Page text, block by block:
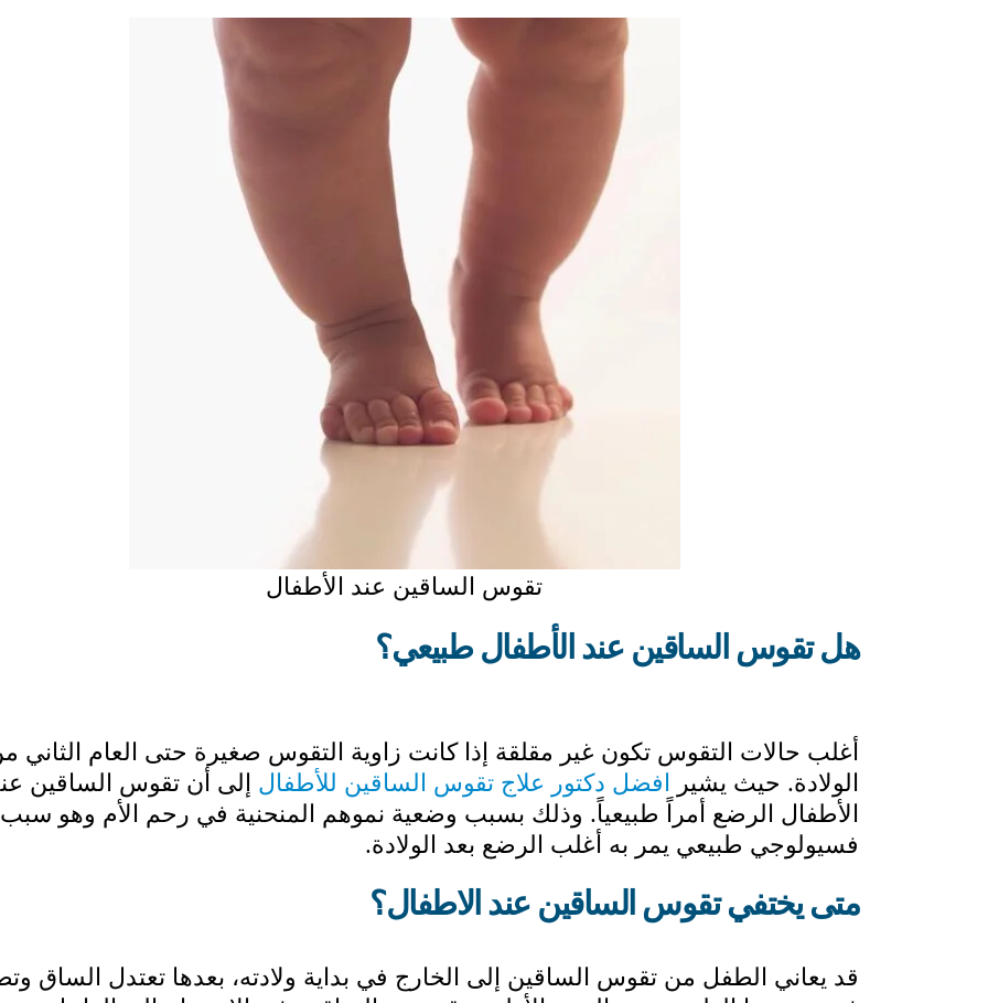
تقوس الساقين عند الأطفال
هل تقوس الساقين عند الأطفال طبيعي؟
أغلب حالات التقوس تكون غير مقلقة إذا كانت زاوية التقوس صغيرة حتى العام الثاني
الولادة. حيث يشير افضل دكتور علاج تقوس الساقين للأطفال إلى أن تقوس الساقين
الأطفال الرضع أمراً طبيعياً. وذلك بسبب وضعية نموهم المنحنية في رحم الأم وهو سبب
فسيولوجي طبيعي يمر به أغلب الرضع بعد الولادة.
متى يختفي تقوس الساقين عند الاطفال؟
قد يعاني الطفل من تقوس الساقين إلى الخارج في بداية ولادته، بعدها تعتدل الساق